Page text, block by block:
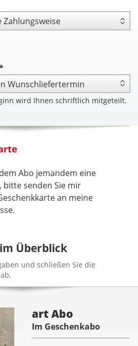
wird Ihnen schriftlich mitgeteilt.
Abo jemandem eine
bitte senden Sie mir
an meine
Überblick
und schließen Sie die
art Abo
Im Geschenkabo